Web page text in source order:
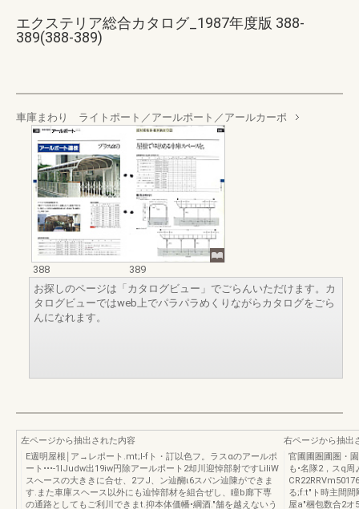
エクステリア総合カタログ_1987年度版 388-
389(388-389)
車庫まわり ライトポート／アールポート／アールカーポ
388
389
お探しのページは「カタログビュー」でごらんいただけます。カ
タログビューではweb上でパラパラめくりながらカタログをごら
んになれます。
左ページから抽出された内容
E週明屋根￨ア→レポート.mt;l-fト・訂以色フ。ラスαのアールポ
ート•••-1lJudw出19iw円除アールポート2却川迎悼部射ですLiliW
スへースの大ききに合せ、2フJ、ン辿醐ι6スパン辿陳ができま
す.また車庫スヘース以外にも辿悼部材を組合ぜし、瞳b廊下専
の通路としてもご利川できまt.抑本体価幡•綱酒."舗を越えないう
右ページから抽出
官圃圃圏圃圏・
も•名隊2，スq
る;f:t"ト時主間間
屋a"梱包数合2オ